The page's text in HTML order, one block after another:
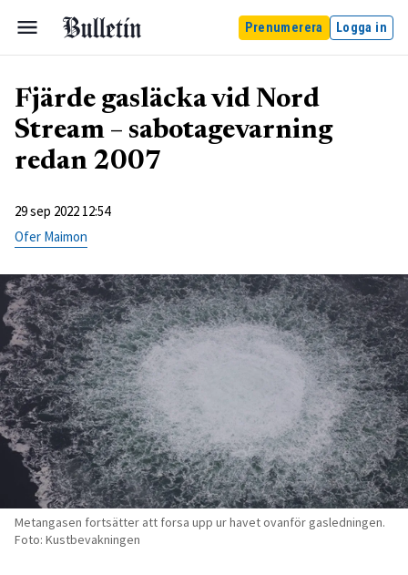
Prenumerera Logga in
Fjärde gasläcka vid Nord
Stream – sabotagevarning
redan 2007
29 sep 2022 12:54
Ofer Maimon
Metangasen fortsätter att forsa upp ur havet ovanför gasledningen.
Foto: Kustbevakningen